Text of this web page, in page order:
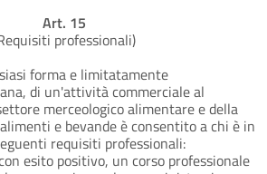
Art. 15
professionali)
forma e limitatamente
di un'attività commerciale al
merceologico alimentare e della
e bevande è consentito a chi è in
requisiti professionali:
esito positivo, un corso professionale